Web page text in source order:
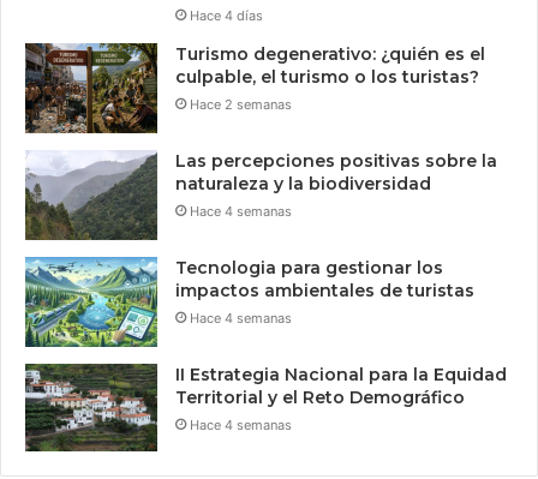
Hace 4 días
Turismo degenerativo: ¿quién es el
culpable, el turismo o los turistas?
Hace 2 semanas
Las percepciones positivas sobre la
naturaleza y la biodiversidad
Hace 4 semanas
Tecnologia para gestionar los
impactos ambientales de turistas
Hace 4 semanas
II Estrategia Nacional para la Equidad
Territorial y el Reto Demográfico
Hace 4 semanas